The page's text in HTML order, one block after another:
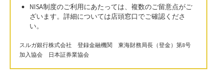
NISA制度のご利用にあたっては、複数のご留意点がご
ざいます。詳細については店頭窓口でご確認くださ
い。
スルガ銀行株式会社 登録金融機関 東海財務局長（登金）第8号
加入協会 日本証券業協会